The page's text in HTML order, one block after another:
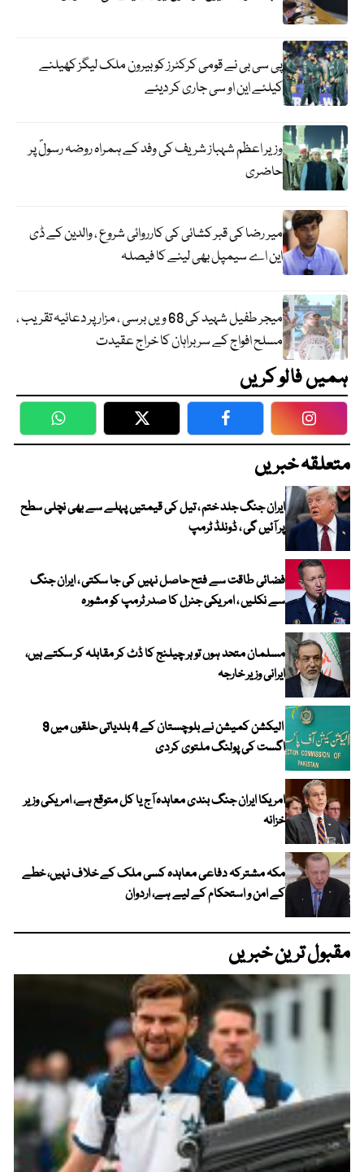
پی سی بی نے قومی کرکٹرز کو بیرون ملک لیگز کھیلنے
کیلئے این او سی جاری کر دیئے
وزیر اعظم شہباز شریف کی وفد کے ہمراہ روضہ رسولؐ پر
حاضری
میر رضا کی قبر کشائی کی کارروائی شروع ، والدین کے ڈی
این اے سیمپل بھی لینے کا فیصلہ
میجر طفیل شہید کی 68 ویں برسی ، مزار پر دعائیہ تقریب ،
مسلح افواج کے سربراہان کا خراج عقیدت
ہمیں فالو کریں
WhatsApp Twitter Facebook
متعلقہ خبریں
ایران جنگ جلد ختم ، تیل کی قیمتیں پہلے سے بھی نچلی سطح
پر آئیں گی ، ڈونلڈ ٹرمپ
فضائی طاقت سے فتح حاصل نہیں کی جا سکتی ، ایران جنگ
سے نکلیں ، امریکی جنرل کا صدر ٹرمپ کو مشورہ
مسلمان متحد ہوں تو ہر چیلنج کا ڈٹ کر مقابلہ کر سکتے ہیں،
ایرانی وزیر خارجہ
الیکشن کمیشن نے بلوچستان کے 4 بلدیاتی حلقوں میں 9
اگست کی پولنگ ملتوی کردی
امریکا ایران جنگ بندی معاہدہ آج یا کل متوقع ہے، امریکی وزیر
خزانہ
مکہ مشترکہ دفاعی معاہدہ کسی ملک کے خلاف نہیں، خطے
کے امن و استحکام کے لیے ہے، اردوان
مقبول ترین خبریں